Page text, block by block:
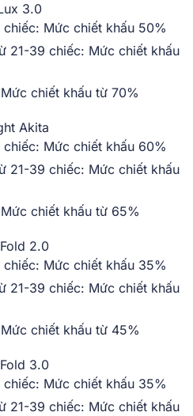
3.0
Mức chiết khấu 50%
21-39 chiếc: Mức chiết khấu
chiết khấu từ 70%
Akita
Mức chiết khấu 60%
21-39 chiếc: Mức chiết khấu
chiết khấu từ 65%
2.0
Mức chiết khấu 35%
21-39 chiếc: Mức chiết khấu
chiết khấu từ 45%
3.0
Mức chiết khấu 35%
21-39 chiếc: Mức chiết khấu